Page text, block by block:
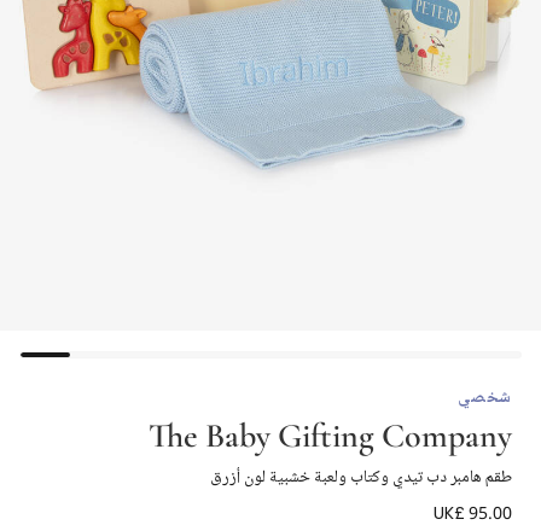
شخصي
The Baby Gifting Company
طقم هامبر دب تيدي وكتاب ولعبة خشبية لون أزرق
UK£ 95.00